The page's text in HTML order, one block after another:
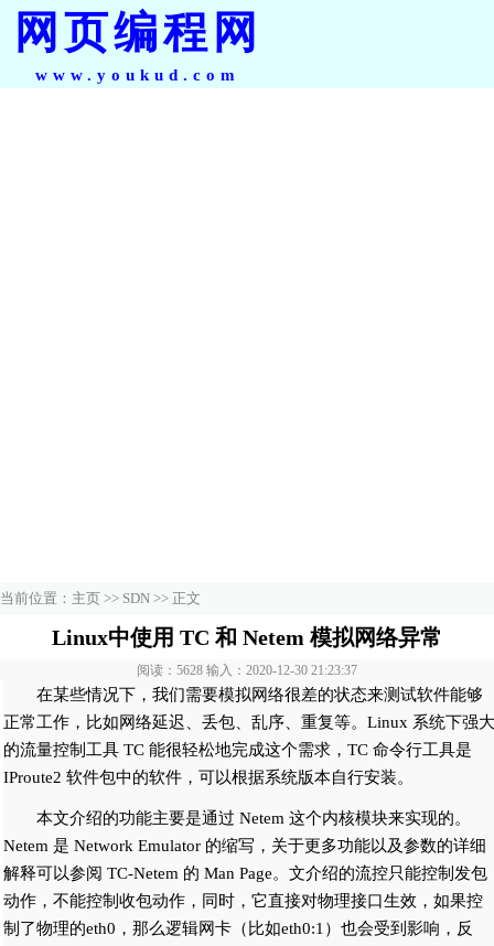
网页编程网
www.youkud.com
当前位置： 主页 >> SDN >> 正文
Linux中使用 TC 和 Netem 模拟网络异常
阅读：5628 输入：2020-12-30 21:23:37
在某些情况下，我们需要模拟网络很差的状态来测试软件能够
正常工作，比如网络延迟、丢包、乱序、重复等。Linux 系统下强大
的流量控制工具 TC 能很轻松地完成这个需求，TC 命令行工具是
IProute2 软件包中的软件，可以根据系统版本自行安装。
本文介绍的功能主要是通过 Netem 这个内核模块来实现的。
Netem 是 Network Emulator 的缩写，关于更多功能以及参数的详细
解释可以参阅 TC-Netem 的 Man Page。文介绍的流控只能控制发包
动作，不能控制收包动作，同时，它直接对物理接口生效，如果控
制了物理的eth0，那么逻辑网卡（比如eth0:1）也会受到影响，反